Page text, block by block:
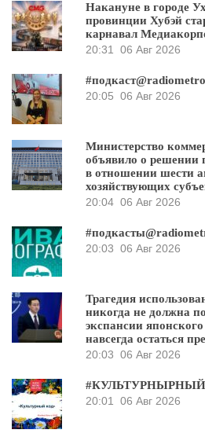
Накануне в городе
провинции Хубэй
карнавал
20:31
06 Авг 2026
#подкаст@radiometro
20:05 06 Авг 2026
Министерство
объявило о решении
в отношении шести
хозяйствующих
20:04 06 Авг 2026
20:03 06 Авг 2026
Трагедия
никогда не должна
экспансии
навсегда остаться
20:03 06 Авг 2026
20:01
06 Авг 2026